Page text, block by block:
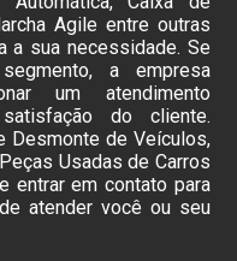
Agile entre outras
a sua necessidade. Se
a empresa
um atendimento
do cliente.
Desmonte de Veículos,
Usadas de Carros
entrar em contato para
atender você ou seu